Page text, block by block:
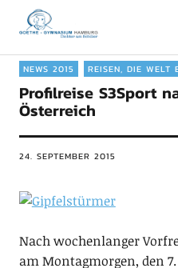
Goethe-
NEWS 2015 REISEN, DIE WELT
Profilreise S3Sport
Österreich
24. SEPTEMBER 2015
Nach wochenlanger
am Montagmorgen, den